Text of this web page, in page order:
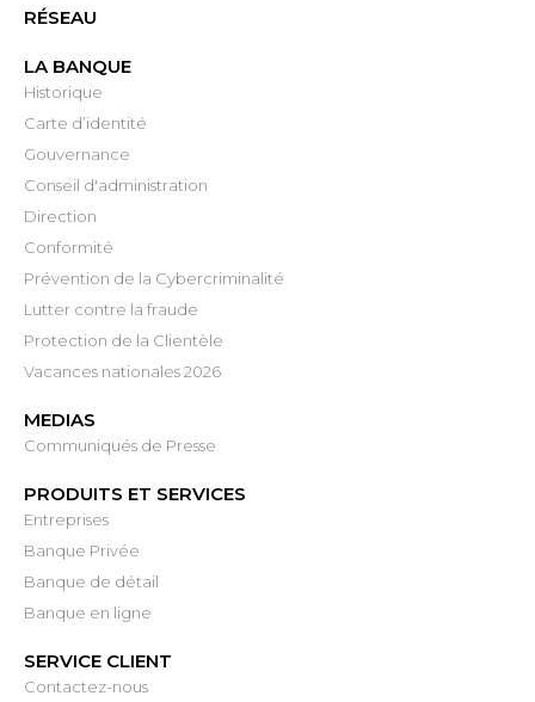
RÉSEAU
LA BANQUE
Historique
Carte d’identité
Gouvernance
Conseil d'administration
Direction
Conformité
Prévention de la Cybercriminalité
Lutter contre la fraude
Protection de la Clientèle
Vacances nationales 2026
MEDIAS
Communiqués de Presse
PRODUITS ET SERVICES
Entreprises
Banque Privée
Banque de détail
Banque en ligne
SERVICE CLIENT
Contactez-nous